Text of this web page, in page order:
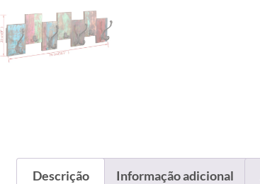
Descrição Informação adicional